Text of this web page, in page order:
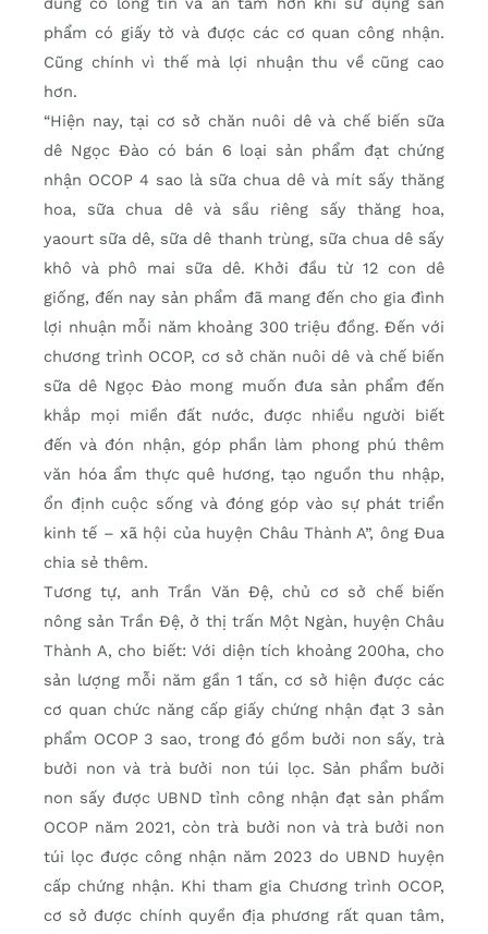
phẩm có giấy tờ và được các cơ quan công nhận.
Cũng chính vì thế mà lợi nhuận thu về cũng cao
hơn.
“Hiện nay, tại cơ sở chăn nuôi dê và chế biến sữa
dê Ngọc Đào có bán 6 loại sản phẩm đạt chứng
nhận OCOP 4 sao là sữa chua dê và mít sấy thăng
hoa, sữa chua dê và sầu riêng sấy thăng hoa,
yaourt sữa dê, sữa dê thanh trùng, sữa chua dê sấy
khô và phô mai sữa dê. Khởi đầu từ 12 con dê
giống, đến nay sản phẩm đã mang đến cho gia đình
lợi nhuận mỗi năm khoảng 300 triệu đồng. Đến với
chương trình OCOP, cơ sở chăn nuôi dê và chế biến
sữa dê Ngọc Đào mong muốn đưa sản phẩm đến
khắp mọi miền đất nước, được nhiều người biết
đến và đón nhận, góp phần làm phong phú thêm
văn hóa ẩm thực quê hương, tạo nguồn thu nhập,
ổn định cuộc sống và đóng góp vào sự phát triển
kinh tế – xã hội của huyện Châu Thành A”, ông Đua
chia sẻ thêm.
Tương tự, anh Trần Văn Đệ, chủ cơ sở chế biến
nông sản Trần Đệ, ở thị trấn Một Ngàn, huyện Châu
Thành A, cho biết: Với diện tích khoảng 200ha, cho
sản lượng mỗi năm gần 1 tấn, cơ sở hiện được các
cơ quan chức năng cấp giấy chứng nhận đạt 3 sản
phẩm OCOP 3 sao, trong đó gồm bưởi non sấy, trà
bưởi non và trà bưởi non túi lọc. Sản phẩm bưởi
non sấy được UBND tỉnh công nhận đạt sản phẩm
OCOP năm 2021, còn trà bưởi non và trà bưởi non
túi lọc được công nhận năm 2023 do UBND huyện
cấp chứng nhận. Khi tham gia Chương trình OCOP,
cơ sở được chính quyền địa phương rất quan tâm,